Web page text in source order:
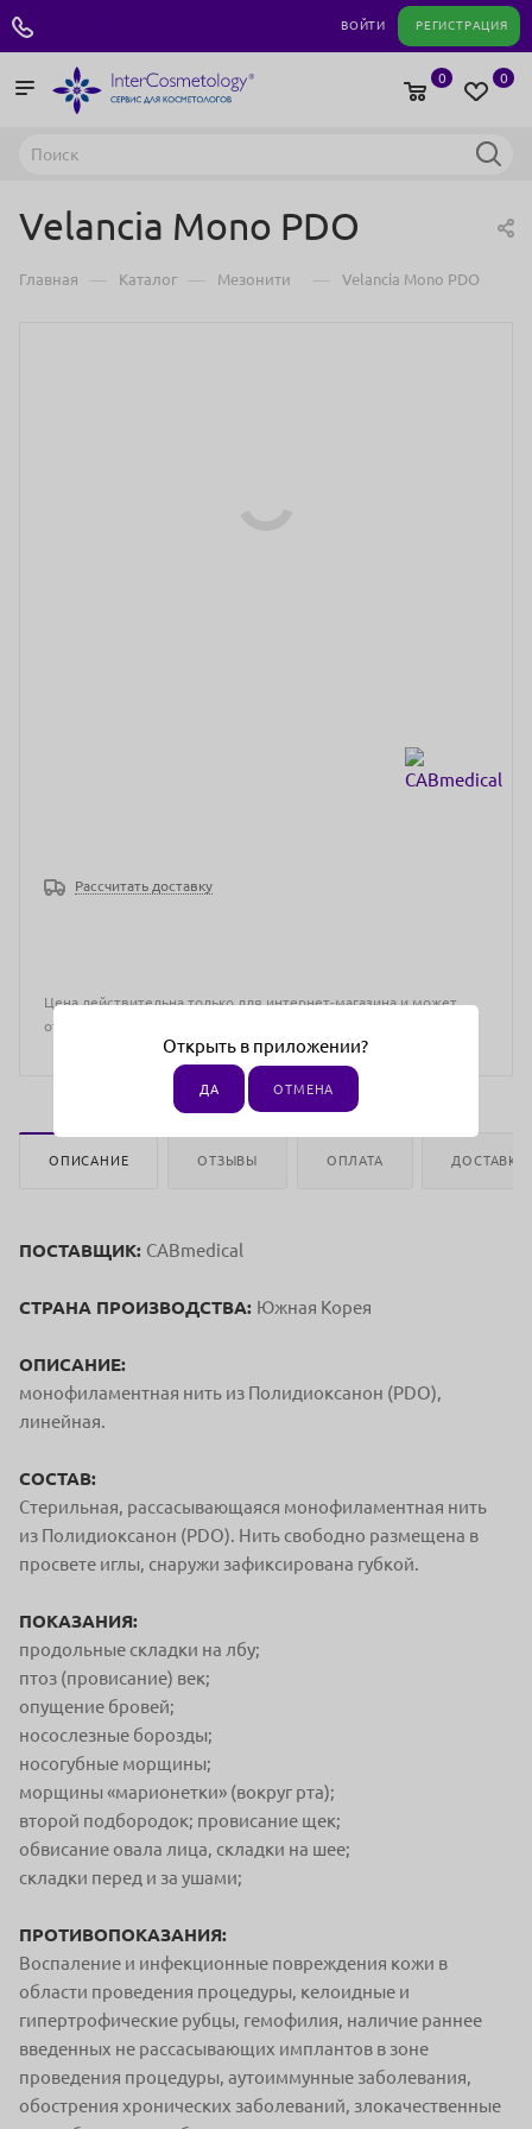
ВОЙТИ РЕГИСТРАЦИЯ
0
0
Velancia Mono PDO
Главная — Каталог — Мезонити — Velancia Mono PDO
Рассчитать доставку
Цена действительна только для интернет-магазина и может
отличаться от цен в розничных магазинах
ОПИСАНИЕ ОТЗЫВЫ ОПЛАТА ДОСТАВКА
ПОСТАВЩИК: CABmedical
СТРАНА ПРОИЗВОДСТВА: Южная Корея
ОПИСАНИЕ:
монофиламентная нить из Полидиоксанон (PDO),
линейная.
СОСТАВ:
Стерильная, рассасывающаяся монофиламентная нить
из Полидиоксанон (PDO). Нить свободно размещена в
просвете иглы, снаружи зафиксирована губкой.
ПОКАЗАНИЯ:
продольные складки на лбу;
птоз (провисание) век;
опущение бровей;
носослезные борозды;
носогубные морщины;
морщины «марионетки» (вокруг рта);
второй подбородок; провисание щек;
обвисание овала лица, складки на шее;
складки перед и за ушами;
ПРОТИВОПОКАЗАНИЯ:
Воспаление и инфекционные повреждения кожи в
области проведения процедуры, келоидные и
гипертрофические рубцы, гемофилия, наличие раннее
введенных не рассасывающих имплантов в зоне
проведения процедуры, аутоиммунные заболевания,
обострения хронических заболеваний, злокачественные
Открыть в приложении?
ДА ОТМЕНА